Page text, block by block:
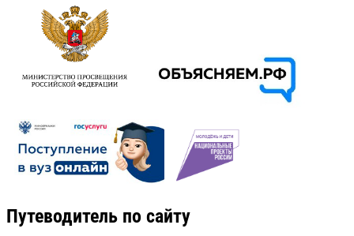
Путеводитель по сайту